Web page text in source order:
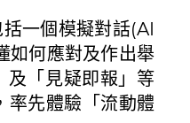
一個模擬對話(AI
如何應對及作出舉
及「見疑即報」等
率先體驗「流動體